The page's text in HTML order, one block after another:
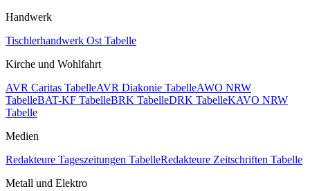
Handwerk
Tischlerhandwerk Ost Tabelle
Kirche und Wohlfahrt
AVR Caritas TabelleAVR Diakonie TabelleAWO NRW
TabelleBAT-KF TabelleBRK TabelleDRK TabelleKAVO NRW
Tabelle
Medien
Redakteure Tageszeitungen TabelleRedakteure Zeitschriften Tabelle
Metall und Elektro